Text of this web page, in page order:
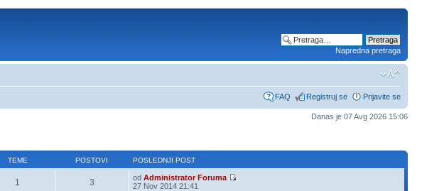
Napredna pretraga
FAQ Registruj se Prijavite se
Danas je 07 Avg 2026 15:06
TEME POSTOVI POSLEDNJI POST
1 3 odAdministrator Foruma
27 Nov 2014 21:41